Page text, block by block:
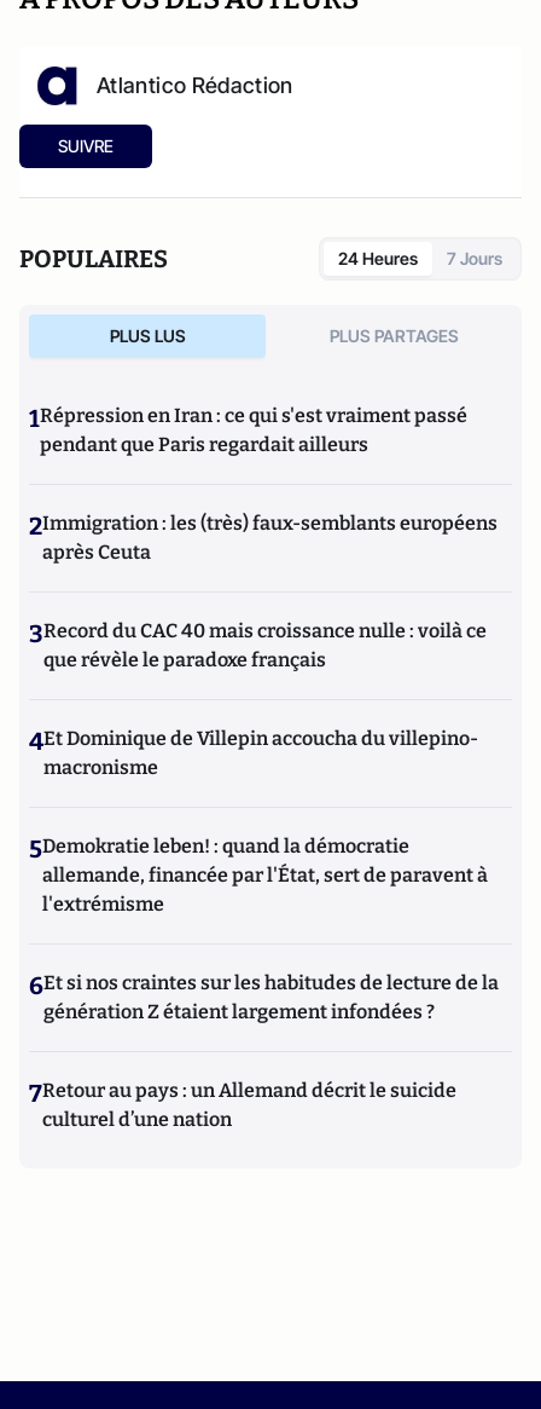
Atlantico Rédaction
SUIVRE
POPULAIRES 24 Heures 7 Jours
PLUS LUS PLUS PARTAGES
1Répression en Iran : ce qui s'est vraiment passé
pendant que Paris regardait ailleurs
2Immigration : les (très) faux-semblants européens
après Ceuta
3Record du CAC 40 mais croissance nulle : voilà ce
que révèle le paradoxe français
4Et Dominique de Villepin accoucha du villepino-
macronisme
5Demokratie leben! : quand la démocratie
allemande, financée par l'État, sert de paravent à
l'extrémisme
6Et si nos craintes sur les habitudes de lecture de la
génération Z étaient largement infondées ?
7Retour au pays : un Allemand décrit le suicide
culturel d’une nation